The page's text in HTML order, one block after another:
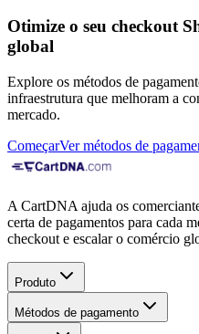
Otimize o seu checkout
global
Explore os métodos de
infraestrutura que melhoram a
mercado.
ComeçarVer métodos de
A CartDNA ajuda os
certa de pagamentos para cada
checkout e escalar o comércio
Produto
Métodos de pagamento